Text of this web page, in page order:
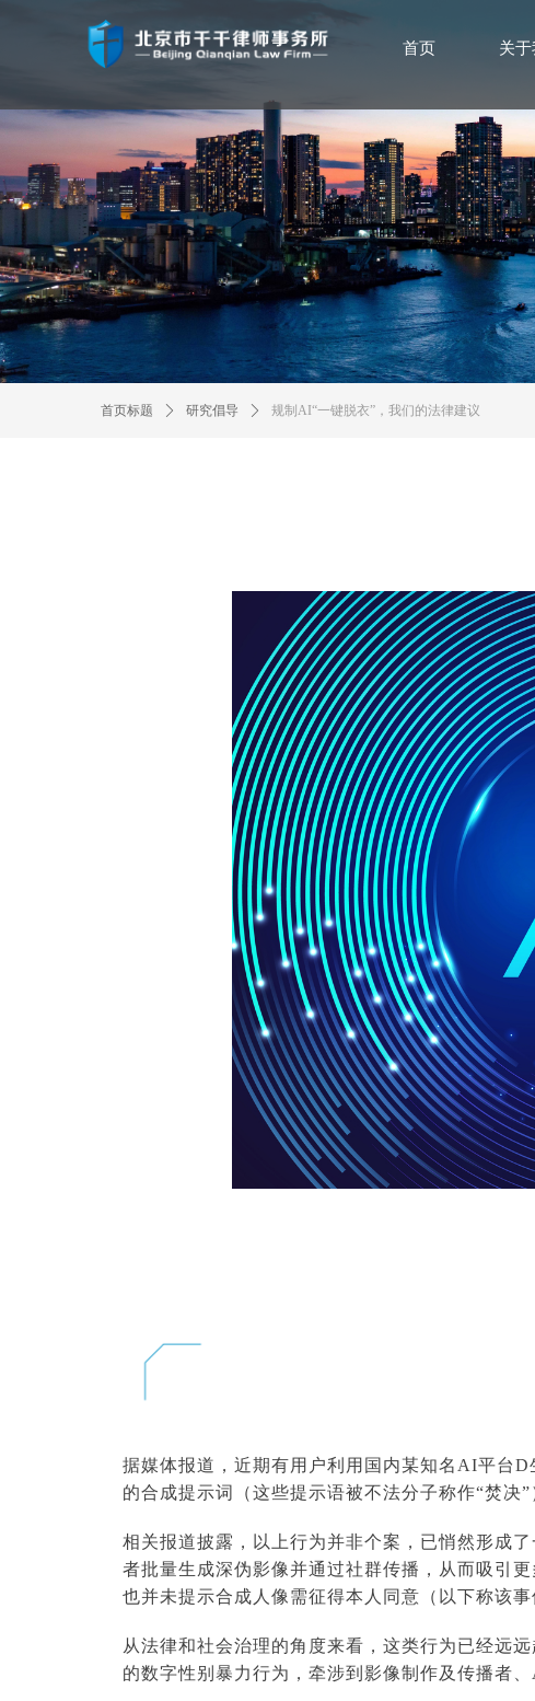
首页 关于
据媒体报道，近期有用户利用国内某知名AI平台
的合成提示词（这些提示语被不法分子称作“焚决
相关报道披露，以上行为并非个案，已悄然形成
者批量生成深伪影像并通过社群传播，从而吸引
也并未提示合成人像需征得本人同意（以下称该事
从法律和社会治理的角度来看，这类行为已经远
的数字性别暴力行为，牵涉到影像制作及传播者
首页标题 ꄲ 研究倡导 ꄲ 规制AI“一键脱衣”，我们的法律建议